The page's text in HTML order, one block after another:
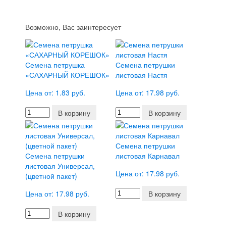
Возможно, Вас заинтересует
Семена петрушка
«САХАРНЫЙ КОРЕШОК»
Цена от: 1.83 руб.
В корзину
Семена петрушки
листовая Настя
Цена от: 17.98 руб.
В корзину
Семена петрушки
листовая Универсал,
(цветной пакет)
Цена от: 17.98 руб.
В корзину
Семена петрушки
листовая Карнавал
Цена от: 17.98 руб.
В корзину